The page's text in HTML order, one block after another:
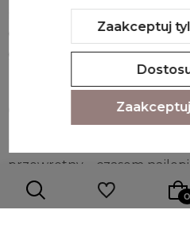
pokazuje, że doceniamy jej
dystans do wieku. Dzięki
goście będą mieli
Napisy z humorem i
przewrotny – czasem
humor z czułością. Dlatego
prezent urodzinowy dla
Zaakceptuj